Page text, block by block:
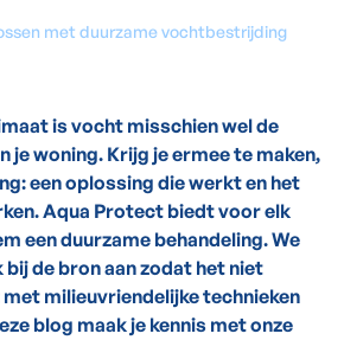
met duurzame vochtbestrijding
is vocht misschien wel de
je woning. Krijg je ermee te maken,
een oplossing die werkt en het
Aqua Protect biedt voor elk
een duurzame behandeling. We
bij de bron aan zodat het niet
milieuvriendelijke technieken
blog maak je kennis met onze